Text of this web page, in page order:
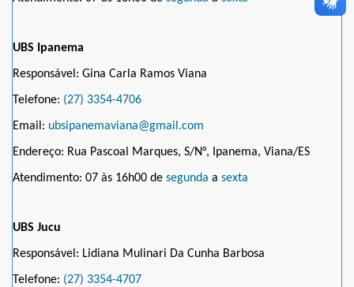
UBS Ipanema
Responsável: Gina Carla Ramos Viana
Telefone: (27) 3354-4706
Email: ubsipanemaviana@gmail.com
Endereço: Rua Pascoal Marques, S/N°, Ipanema, Viana/ES
Atendimento: 07 às 16h00 de segunda a sexta
UBS Jucu
Responsável: Lidiana Mulinari Da Cunha Barbosa
Telefone: (27) 3354-4707